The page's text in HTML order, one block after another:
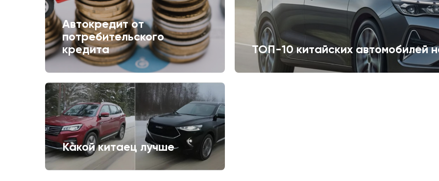
Автокредит от
потребительского
кредита
ТОП-10 китайских автомобилей
Какой китаец лучше